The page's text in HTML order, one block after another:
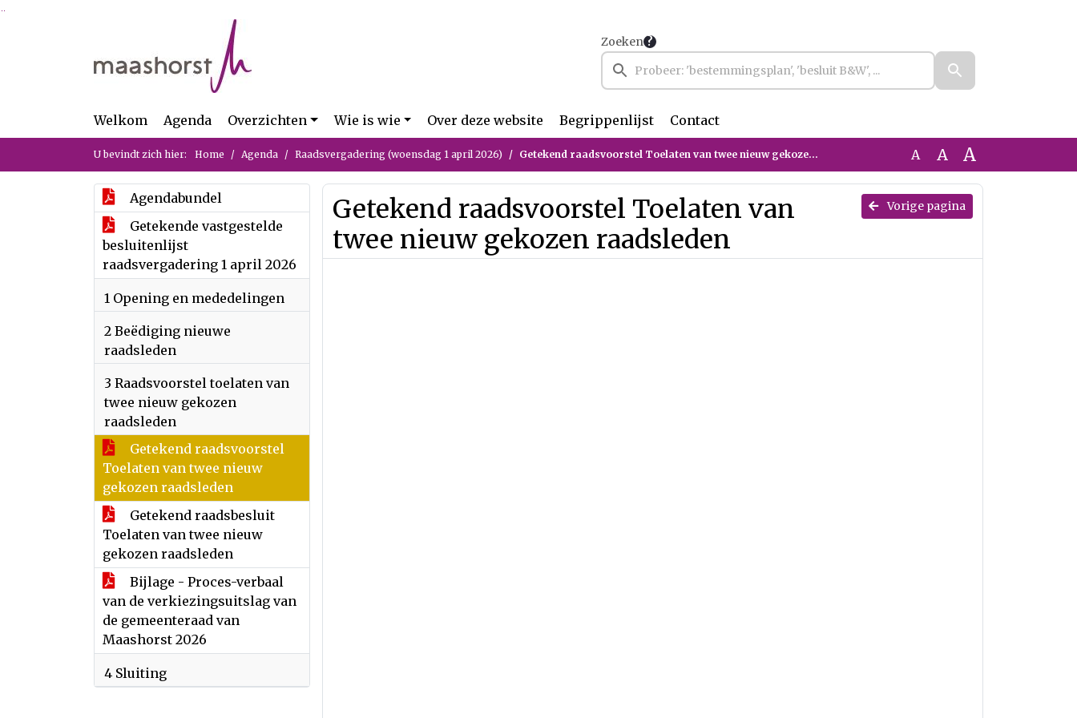
Zoeken
Welkom Agenda Overzichten Wie is wie Over deze website Begrippenlijst Contact
U bevindt zich hier: Home Agenda Raadsvergadering (woensdag 1 april 2026) Getekend raadsvoorstel Toelaten van twee nieuw gekozen raadsleden A A A
Agendabundel
Getekende vastgestelde
besluitenlijst
raadsvergadering 1 april 2026
1 Opening en mededelingen
2 Beëdiging nieuwe
raadsleden
3 Raadsvoorstel toelaten van
twee nieuw gekozen
raadsleden
Getekend raadsvoorstel
Toelaten van twee nieuw
gekozen raadsleden
Getekend raadsbesluit
Toelaten van twee nieuw
gekozen raadsleden
Bijlage - Proces-verbaal
van de verkiezingsuitslag van
de gemeenteraad van
Maashorst 2026
4 Sluiting
Vorige pagina
Getekend raadsvoorstel Toelaten van
twee nieuw gekozen raadsleden